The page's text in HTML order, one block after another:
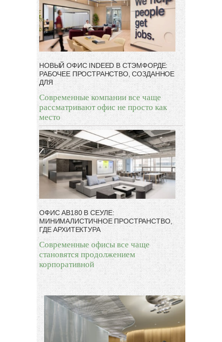
НОВЫЙ ОФИС INDEED В СТЭМФОРДЕ:
РАБОЧЕЕ ПРОСТРАНСТВО, СОЗДАННОЕ
ДЛЯ
Современные компании все чаще
рассматривают офис не просто как
место
ОФИС AB180 В СЕУЛЕ:
МИНИМАЛИСТИЧНОЕ ПРОСТРАНСТВО,
ГДЕ АРХИТЕКТУРА
Современные офисы все чаще
становятся продолжением
корпоративной